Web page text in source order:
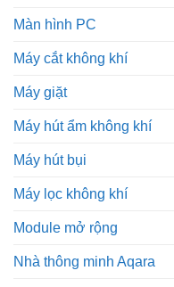
Màn hình PC
Máy cắt không khí
Máy giặt
Máy hút ẩm không khí
Máy hút bụi
Máy lọc không khí
Module mở rộng
Nhà thông minh Aqara